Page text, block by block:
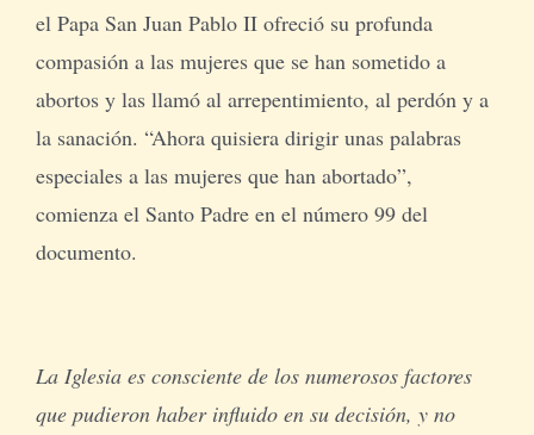
el Papa San Juan Pablo II ofreció su profunda
compasión a las mujeres que se han sometido a
abortos y las llamó al arrepentimiento, al perdón y a
la sanación. “Ahora quisiera dirigir unas palabras
especiales a las mujeres que han abortado”,
comienza el Santo Padre en el número 99 del
documento.
La Iglesia es consciente de los numerosos factores
que pudieron haber influido en su decisión, y no